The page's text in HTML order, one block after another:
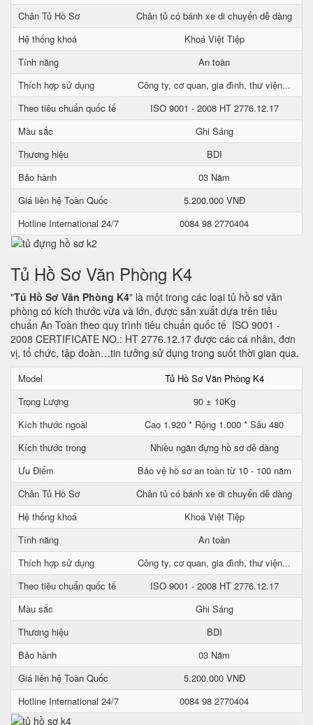
Chân Tủ Hồ Sơ
Chân tủ có bánh xe di chuyển dễ dàng
Hệ thống khoá
Khoá Việt Tiệp
Tính năng
An toàn
Thích hợp sử dụng
Công ty, cơ quan, gia đình, thư viện...
Theo tiêu chuẩn quốc tế
ISO 9001 - 2008 HT 2776.12.17
Màu sắc
Ghi Sáng
Thương hiệu
BDI
Bảo hành
03 Năm
Giá liên hệ Toàn Quốc
5.200.000 VNĐ
Hotline International 24/7
0084 98 2770404
Tủ Hồ Sơ Văn Phòng K4
"Tủ Hồ Sơ Văn Phòng K4" là một trong các loại tủ hồ sơ văn
phòng có kích thước vừa và lớn, được sản xuất dựa trên tiêu
chuẩn An Toàn theo quy trình tiêu chuẩn quốc tế ISO 9001 -
2008 CERTIFICATE NO.: HT 2776.12.17 được các cá nhân, đơn
vị, tổ chức, tập đoàn…tin tưởng sử dụng trong suốt thời gian qua.
Model
Tủ Hồ Sơ Văn Phòng K4
Trọng Lượng
90 ± 10Kg
Kích thước ngoài
Cao 1.920 * Rộng 1.000 * Sâu 480
Kích thước trong
Nhiều ngăn đựng hồ sơ dễ dàng
Ưu Điểm
Bảo vệ hồ sơ an toàn từ 10 - 100 năm
Chân Tủ Hồ Sơ
Chân tủ có bánh xe di chuyển dễ dàng
Hệ thống khoá
Khoá Việt Tiệp
Tính năng
An toàn
Thích hợp sử dụng
Công ty, cơ quan, gia đình, thư viện...
Theo tiêu chuẩn quốc tế
ISO 9001 - 2008 HT 2776.12.17
Màu sắc
Ghi Sáng
Thương hiệu
BDI
Bảo hành
03 Năm
Giá liên hệ Toàn Quốc
5.200.000 VNĐ
Hotline International 24/7
0084 98 2770404